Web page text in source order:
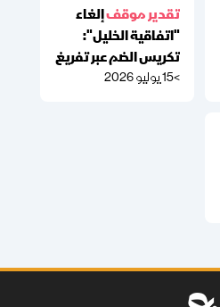
تقدير موقفإلغاء
"اتفاقية الخليل":
تكريس الضم عبر تفريغ
الاتفاقيات
>15 يوليو 2026